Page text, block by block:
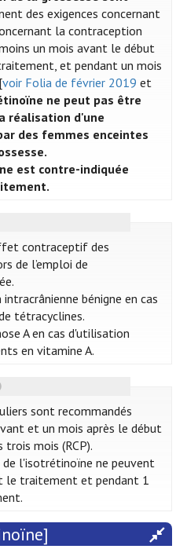
des exigences concernant
la contraception
un mois avant le début
et pendant un mois
voir Folia de février 2019 et
ne peut pas être
réalisation d'une
des femmes enceintes
est contre-indiquée
contraceptif des
de l’emploi de
bénigne en cas
tétracyclines.
A en cas d'utilisation
en vitamine A.
sont recommandés
et un mois après le début
mois (RCP).
de l'isotrétinoïne ne peuvent
le traitement et pendant 1